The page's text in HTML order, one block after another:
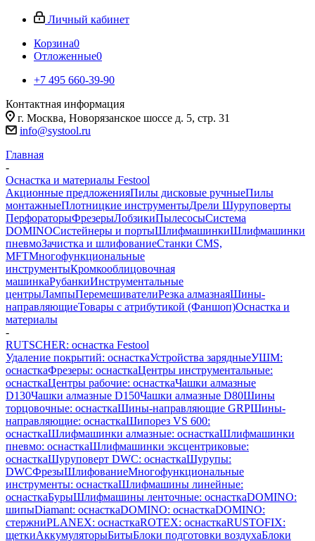
Личный кабинет
Корзина0
Отложенные0
+7 495 660-39-90
Контактная информация
г. Москва, Новорязанское шоссе д. 5, стр. 31
info@systool.ru
Главная
-
Оснастка и материалы Festool
Акционные предложенияПилы дисковые ручныеПилы
монтажныеПлотницкие инструментыДрели Шуруповерты
ПерфораторыФрезерыЛобзикиПылесосыСистема
DOMINOСистейнеры и портыШлифмашинкиШлифмашинки
пневмоЗачистка и шлифованиеСтанки CMS,
MFTМногофункциональные
инструментыКромкооблицовочная
машинкаРубанкиИнструментальные
центрыЛампыПеремешивателиРезка алмазнаяШины-
направляющиеТовары с атрибутикой (Фаншоп)Оснастка и
материалы
-
RUTSCHER: оснастка Festool
Удаление покрытий: оснасткаУстройства зарядныеУШМ:
оснасткаФрезеры: оснасткаЦентры инструментальные:
оснасткаЦентры рабочие: оснасткаЧашки алмазные
D130Чашки алмазные D150Чашки алмазные D80Шины
торцовочные: оснасткаШины-направляющие GRPШины-
направляющие: оснасткаШипорез VS 600:
оснасткаШлифмашинки алмазные: оснасткаШлифмашинки
пневмо: оснасткаШлифмашинки эксцентриковые:
оснасткаШуруповерт DWC: оснасткаШурупы:
DWCФрезыШлифованиеМногофункциональные
инструменты: оснасткаШлифмашины линейные:
оснасткаБурыШлифмашины ленточные: оснасткаDOMINO:
шипыDiamant: оснасткаDOMINO: оснасткаDOMINO:
стержниPLANEX: оснасткаROTEX: оснасткаRUSTOFIX:
щеткиАккумуляторыБитыБлоки подготовки воздухаБлоки